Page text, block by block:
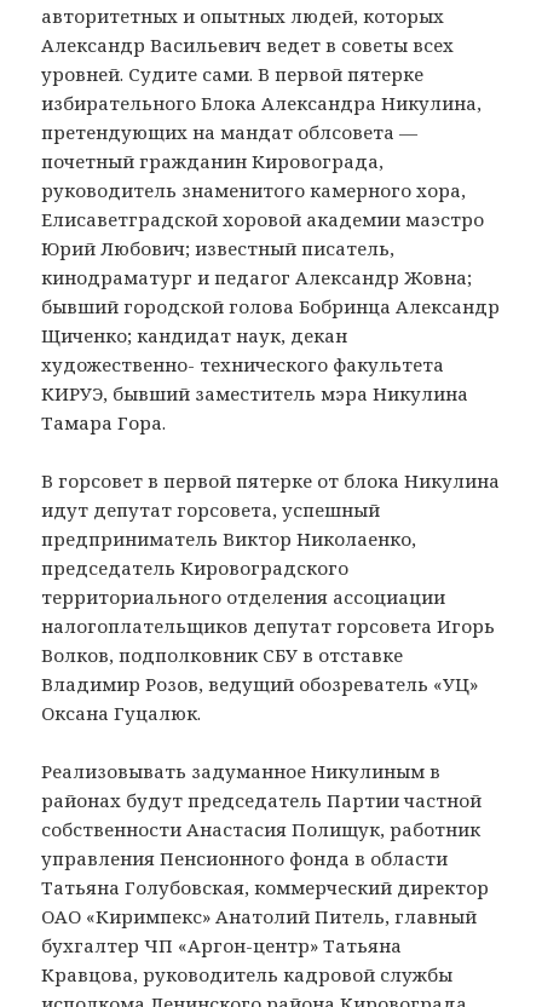
авторитетных и опытных людей, которых
Александр Васильевич ведет в советы всех
уровней. Судите сами. В первой пятерке
избирательного Блока Александра Никулина,
претендующих на мандат облсовета —
почетный гражданин Кировограда,
руководитель знаменитого камерного хора,
Елисаветградской хоровой академии маэстро
Юрий Любович; известный писатель,
кинодраматург и педагог Александр Жовна;
бывший городской голова Бобринца Александр
Щиченко; кандидат наук, декан
художественно- технического факультета
КИРУЭ, бывший заместитель мэра Никулина
Тамара Гора.
В горсовет в первой пятерке от блока Никулина
идут депутат горсовета, успешный
предприниматель Виктор Николаенко,
председатель Кировоградского
территориального отделения ассоциации
налогоплательщиков депутат горсовета Игорь
Волков, подполковник СБУ в отставке
Владимир Розов, ведущий обозреватель «УЦ»
Оксана Гуцалюк.
Реализовывать задуманное Никулиным в
районах будут председатель Партии частной
собственности Анастасия Полищук, работник
управления Пенсионного фонда в области
Татьяна Голубовская, коммерческий директор
ОАО «Киримпекс» Анатолий Питель, главный
бухгалтер ЧП «Аргон-центр» Татьяна
Кравцова, руководитель кадровой службы